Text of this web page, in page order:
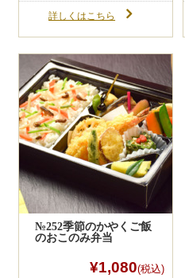
ランキング
お知らせ
スタッフブログ
求人情報
会社概要
お問い合わせ
サイトマップ
ログイン・マイページ
特定商取引法に基づく表記
初回注文の一番最後
るだけで入力情報を
ポイントもログイン
る」ようになります。
商品をお店にご来店
ス付きです。
10,000円以上のＷＥ
不要の場合はお申し
詳しくはこちら
№252季節のかやくご飯
のおこのみ弁当
¥1,080(税込)